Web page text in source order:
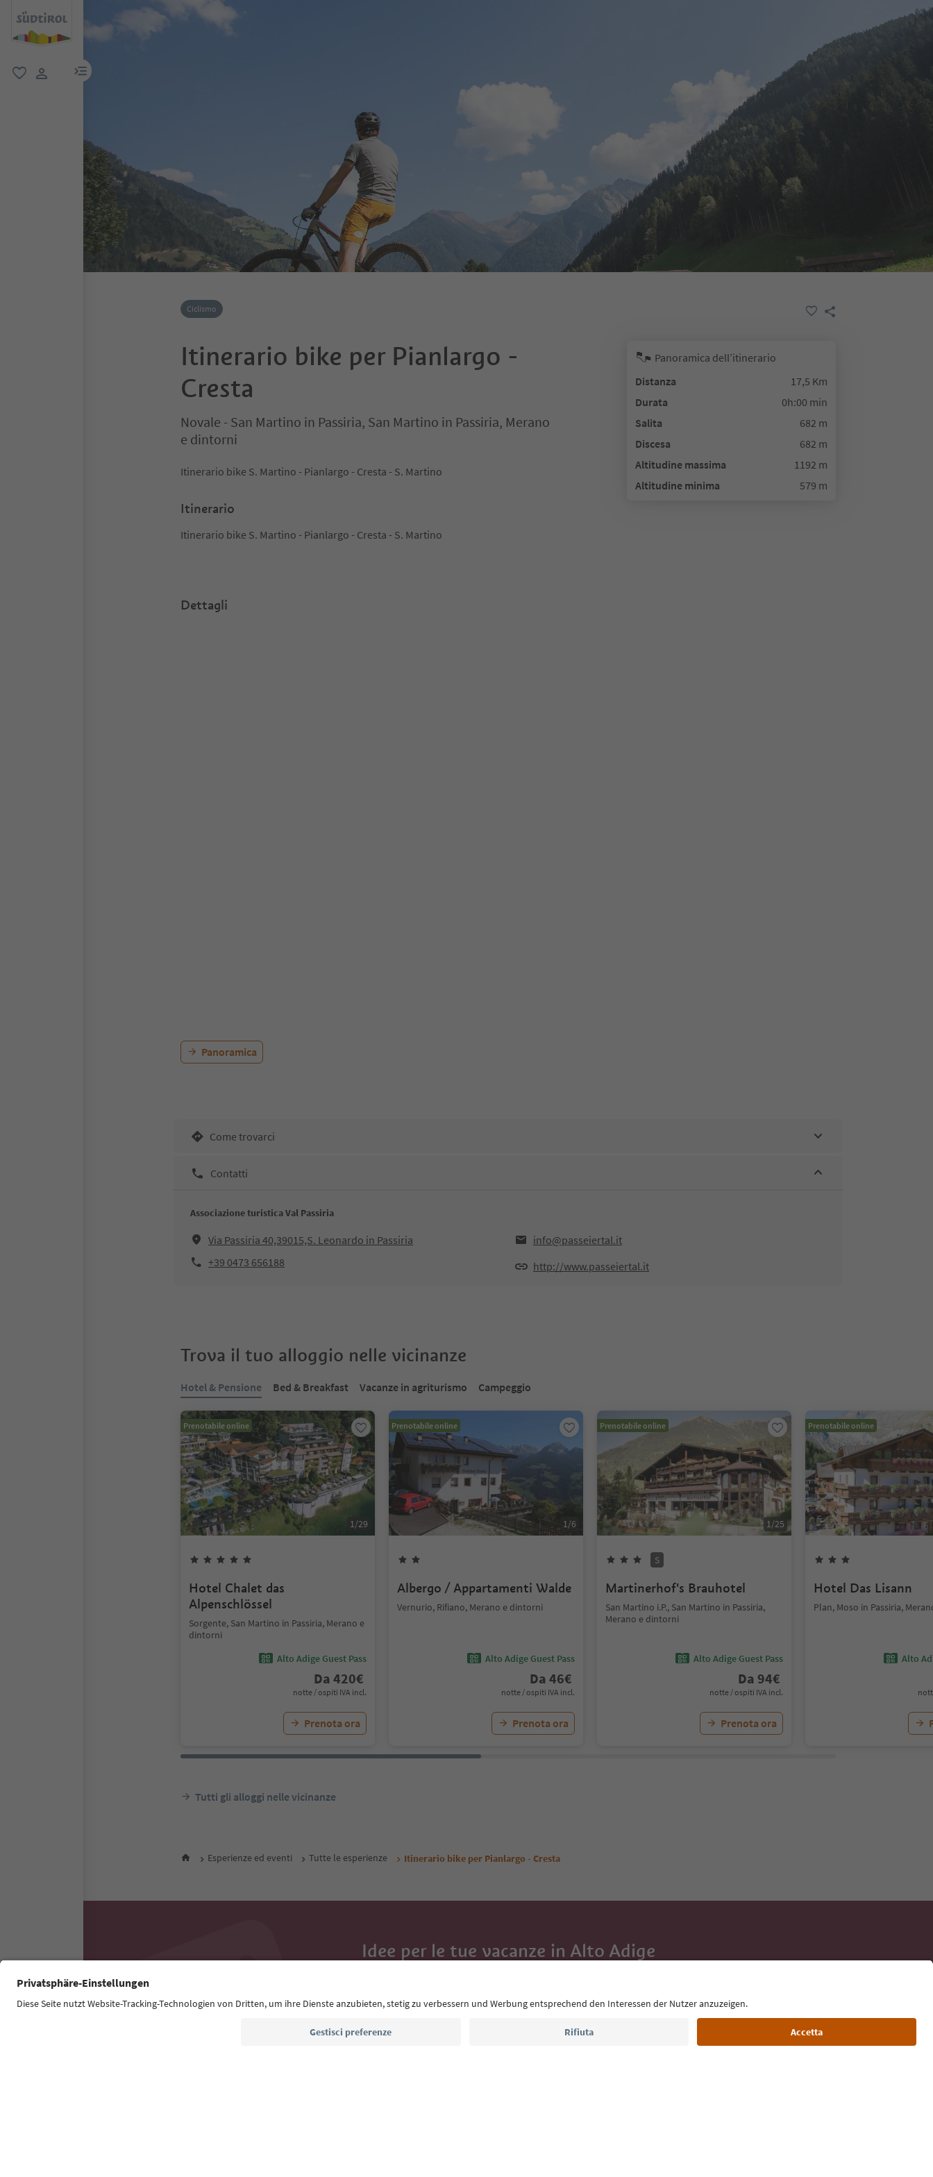
menu link
Ciclismo
Itinerario bike per Pianlargo -
Cresta
Novale - San Martino in Passiria, San Martino in Passiria, Merano
e dintorni
Itinerario bike S. Martino - Pianlargo - Cresta - S. Martino
Itinerario
Itinerario bike S. Martino - Pianlargo - Cresta - S. Martino
Panoramica dell’itinerario
Distanza
17,5 Km
Durata
0h:00 min
Salita
682 m
Discesa
682 m
Altitudine massima
1192 m
Altitudine minima
579 m
Dettagli
Panoramica
Come trovarci
Contatti
Associazione turistica Val Passiria
Via Passiria 40,39015,S. Leonardo in Passiria
info@passeiertal.it
+39 0473 656188
http://www.passeiertal.it
Trova il tuo alloggio nelle vicinanze
Hotel & Pensione Bed & Breakfast Vacanze in agriturismo Campeggio
Prenotabile online
1/29
Hotel Chalet das
Alpenschlössel
Sorgente, San Martino in Passiria, Merano e
dintorni
Alto Adige Guest Pass
Da 420€
notte / ospiti IVA incl.
Prenota ora
Prenotabile online
1/6
Albergo / Appartamenti Walde
Vernurio, Rifiano, Merano e dintorni
Alto Adige Guest Pass
Da 46€
notte / ospiti IVA incl.
Prenota ora
Prenotabile online
1/25
S
Martinerhof's Brauhotel
San Martino i.P., San Martino in Passiria,
Merano e dintorni
Alto Adige Guest Pass
Da 94€
notte / ospiti IVA incl.
Prenota ora
Prenotabile online
Hotel Das Lisann
Plan, Moso in Passiria,
Alto
Tutti gli alloggi nelle vicinanze
Esperienze ed eventi Tutte le esperienze Itinerario bike per Pianlargo - Cresta
Idee per le tue vacanze in Alto Adige
eventi da non perdere e ricette tipiche.